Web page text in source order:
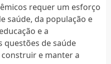
requer um esforço
saúde, da população e
e a
de saúde
e manter a